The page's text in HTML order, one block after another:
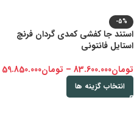
-5%
استند جا کفشی کمدی گردان فرنچ
استایل فانتونی
تومان83.600.000
– تومان59.850.000
انتخاب گزینه ها